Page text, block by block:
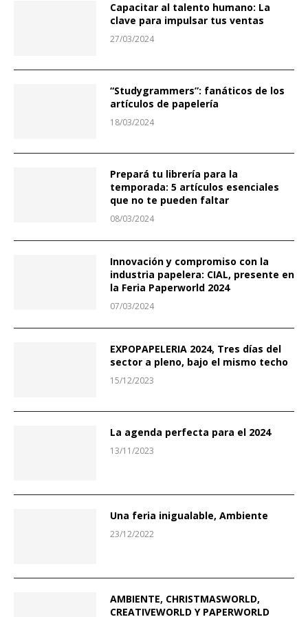
Capacitar al talento humano: La
clave para impulsar tus ventas
27/03/2024
“Studygrammers”: fanáticos de los
artículos de papelería
18/03/2024
Prepará tu librería para la
temporada: 5 artículos esenciales
que no te pueden faltar
08/03/2024
Innovación y compromiso con la
industria papelera: CIAL, presente en
la Feria Paperworld 2024
07/03/2024
EXPOPAPELERIA 2024, Tres días del
sector a pleno, bajo el mismo techo
15/12/2023
La agenda perfecta para el 2024
13/11/2023
Una feria inigualable, Ambiente
23/12/2022
AMBIENTE, CHRISTMASWORLD,
CREATIVEWORLD Y PAPERWORLD